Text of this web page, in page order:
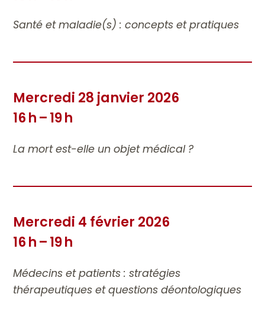
Santé et maladie(s) : concepts et pratiques
Mercredi 28 janvier 2026
16 h – 19 h
La mort est-elle un objet médical ?
Mercredi 4 février 2026
16 h – 19 h
Médecins et patients : stratégies
thérapeutiques et questions déontologiques